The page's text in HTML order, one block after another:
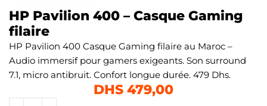
HP Pavilion 400 – Casque Gaming
filaire
HP Pavilion 400 Casque Gaming filaire au Maroc –
Audio immersif pour gamers exigeants. Son surround
7.1, micro antibruit. Confort longue durée. 479 Dhs.
DHS479,00